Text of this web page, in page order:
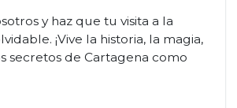
y haz que tu visita a la
¡Vive la historia, la magia,
secretos de Cartagena como